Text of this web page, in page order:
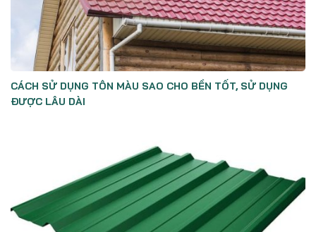
CÁCH SỬ DỤNG TÔN MÀU SAO CHO BỀN TỐT, SỬ DỤNG
ĐƯỢC LÂU DÀI